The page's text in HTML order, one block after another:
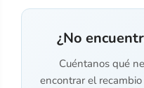
¿No
Cuéntanos qué
encontrar el